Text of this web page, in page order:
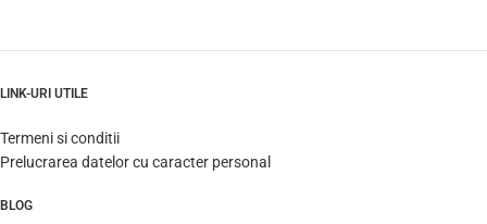
LINK-URI UTILE
Termeni si conditii
Prelucrarea datelor cu caracter personal
BLOG